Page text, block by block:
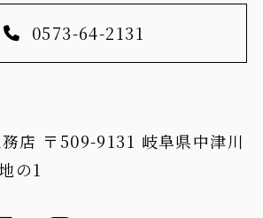
0573-64-2131
店 〒509-9131 岐阜県中津川
の1